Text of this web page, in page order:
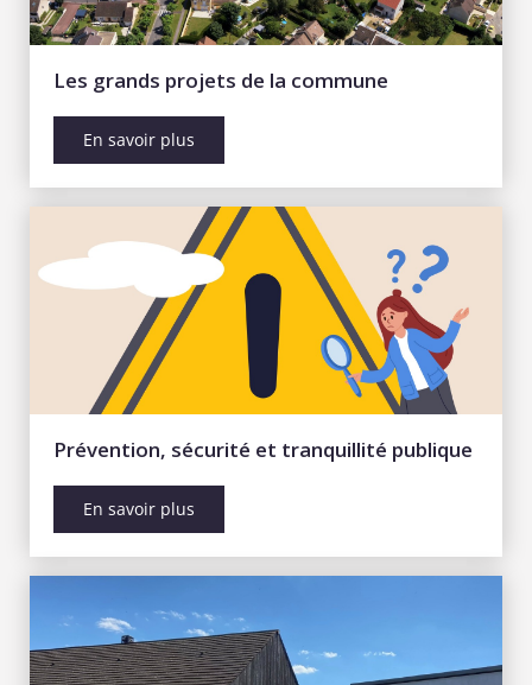
Les grands projets de la commune
En savoir plus
Prévention, sécurité et tranquillité publique
En savoir plus